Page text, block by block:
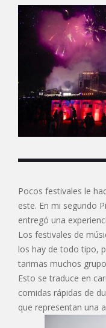
Pocos festivales le
este. En mi segundo
entregó una
Los festivales de
los hay de todo tipo,
tarimas muchos
Esto se traduce en
comidas rápidas de
que representan una